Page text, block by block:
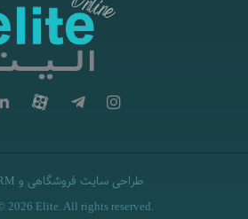
طراحی سایت فروشگاهی و
2026 Elite. All rights reserved.